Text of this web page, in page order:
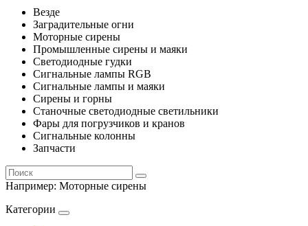
Везде
Заградительные огни
Моторные сирены
Промышленные сирены и маяки
Светодиодные гудки
Сигнальные лампы RGB
Сигнальные лампы и маяки
Сирены и горны
Станочные светодиодные светильники
Фары для погрузчиков и кранов
Сигнальные колонны
Запчасти
Например: Моторные сирены
Категории